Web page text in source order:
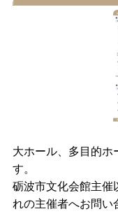
大ホール、多目的ホ
す。
砺波市文化会館主催
れの主催者へお問い